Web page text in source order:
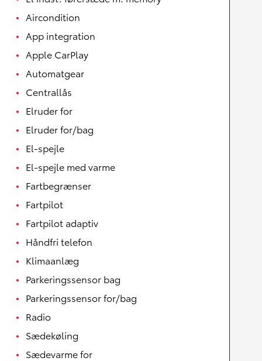
Aircondition
App integration
Apple CarPlay
Automatgear
Centrallås
Elruder for
Elruder for/bag
El-spejle
El-spejle med varme
Fartbegrænser
Fartpilot
Fartpilot adaptiv
Håndfri telefon
Klimaanlæg
Parkeringssensor bag
Parkeringssensor for/bag
Radio
Sædekøling
Sædevarme for